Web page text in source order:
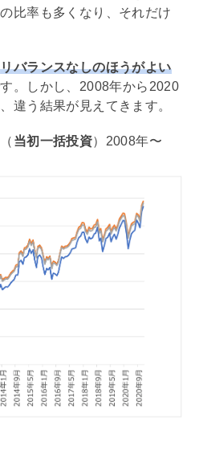
比率も多くなり、それだけ
リバランスなしのほうがよい
。しかし、2008年から2020
違う結果が見えてきます。
（ 当初一括投資） 2008年〜